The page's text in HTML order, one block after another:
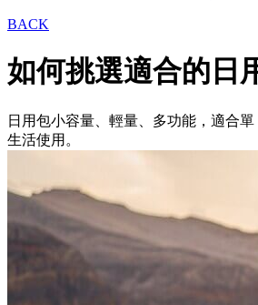
BACK
如何挑選適合的日
日用包小容量、輕量、多功能，適合
生活使用。